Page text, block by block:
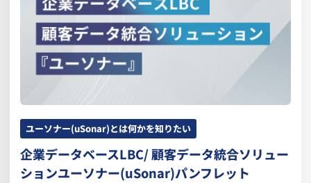
ユーソナー(uSonar)とは何かを知りたい
企業データベースLBC/ 顧客データ統合ソリュー
ションユーソナー(uSonar)パンフレット